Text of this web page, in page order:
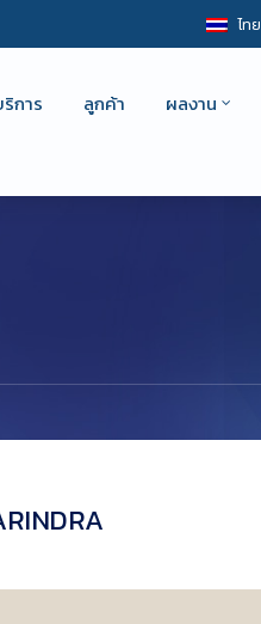
ไทย
การ ลูกค้า ผลงาน